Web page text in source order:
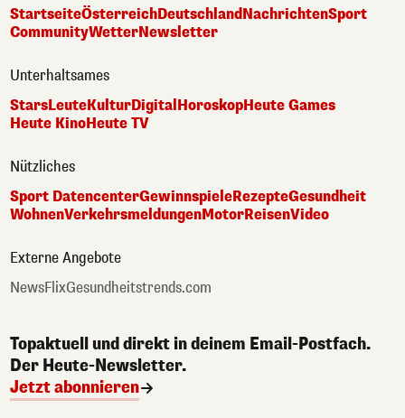
StartseiteÖsterreichDeutschlandNachrichtenSport
CommunityWetterNewsletter
Unterhaltsames
StarsLeuteKulturDigital HoroskopHeute Games
Heute KinoHeute TV
Nützliches
Sport DatencenterGewinnspieleRezepteGesundheit
WohnenVerkehrsmeldungenMotorReisenVideo
Externe Angebote
NewsFlixGesundheitstrends.com
Topaktuell und direkt in deinem Email-Postfach.
Der Heute-Newsletter.
Jetzt abonnieren